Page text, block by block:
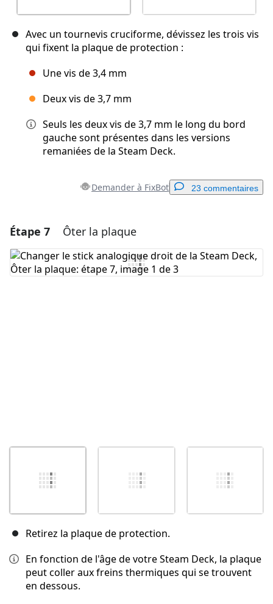
Avec un tournevis cruciforme, dévissez les trois vis
qui fixent la plaque de protection :
Une vis de 3,4 mm
Deux vis de 3,7 mm
Seuls les deux vis de 3,7 mm le long du bord
gauche sont présentes dans les versions
remaniées de la Steam Deck.
Demander à FixBot 23 commentaires
Ajouter un commentaire
Ajouter un commentaire
Étape 7 Ôter la plaque
Retirez la plaque de protection.
En fonction de l'âge de votre Steam Deck, la plaque
peut coller aux freins thermiques qui se trouvent
en dessous.